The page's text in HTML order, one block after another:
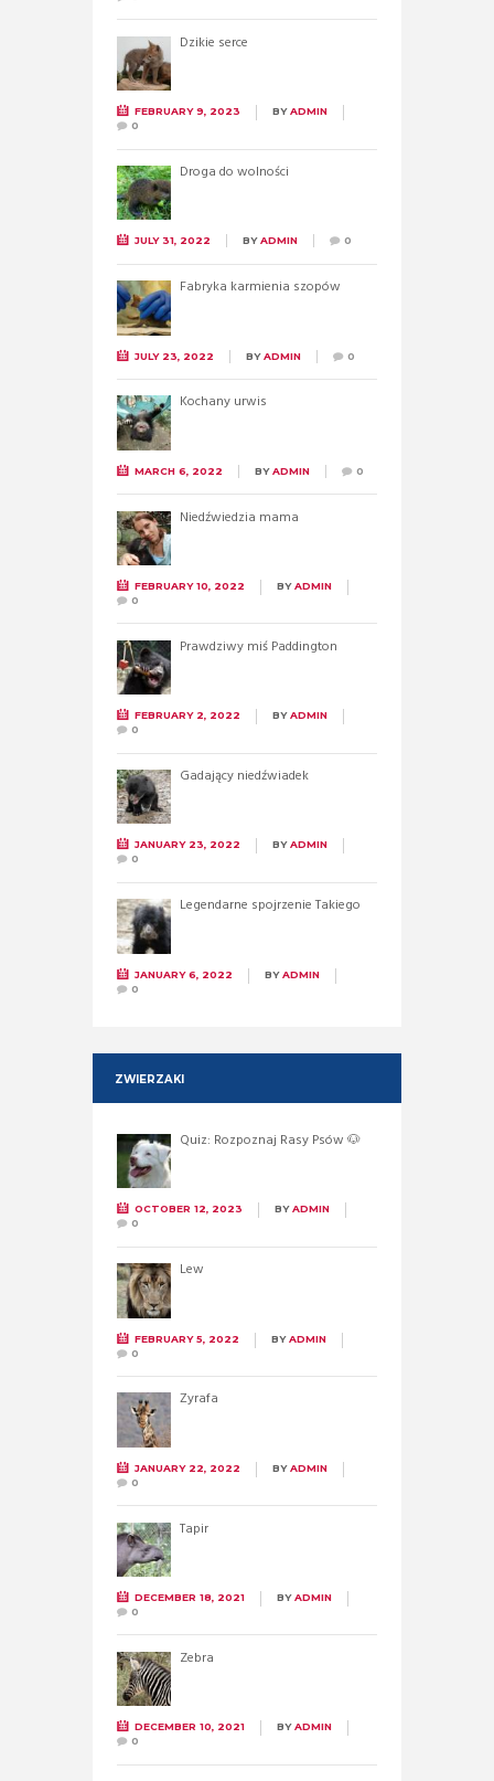
Dzikie serce
FEBRUARY 9, 2023 BYADMIN
0
Droga do wolności
JULY 31, 2022 BYADMIN 0
Fabryka karmienia szopów
JULY 23, 2022 BYADMIN 0
Kochany urwis
MARCH 6, 2022 BYADMIN 0
Niedźwiedzia mama
FEBRUARY 10, 2022 BYADMIN
0
Prawdziwy miś Paddington
FEBRUARY 2, 2022 BYADMIN
0
Gadający niedźwiadek
JANUARY 23, 2022 BYADMIN
0
Legendarne spojrzenie Takiego
JANUARY 6, 2022 BYADMIN
0
ZWIERZAKI
Quiz: Rozpoznaj Rasy Psów 🐶
OCTOBER 12, 2023 BYADMIN
0
Lew
FEBRUARY 5, 2022 BYADMIN
0
Żyrafa
JANUARY 22, 2022 BYADMIN
0
Tapir
DECEMBER 18, 2021 BYADMIN
0
Zebra
DECEMBER 10, 2021 BYADMIN
0